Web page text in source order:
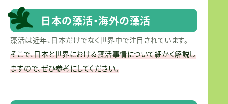
日本の藻活・海外の藻活
藻活は近年、日本だけでなく世界中で注目されています。
そこで、日本と世界における藻活事情について細かく解説し
ますので、ぜひ参考にしてください。